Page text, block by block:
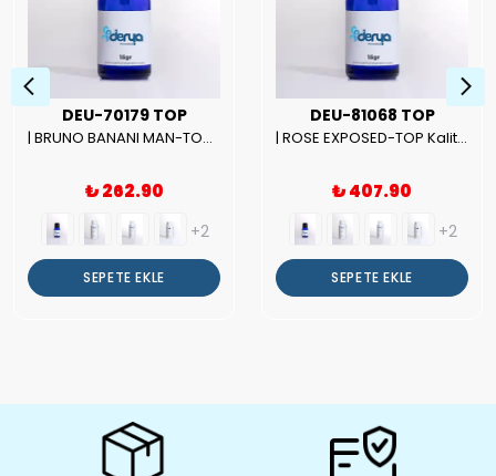
DEU-70179 TOP
| BRUNO BANANI MAN-TOP Kalite Erkek Parfüm Esansı.|
₺ 262.90
+2
SEPETE EKLE
DEU-81068 TOP
| ROSE EXPOSED-TOP Kalite Unısex Parfüm Esansı.|
₺ 407.90
+2
SEPETE EKLE